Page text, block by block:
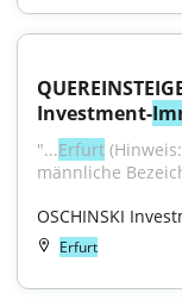
Investment-
"...Erfurt
männliche
OSCHINSKI
Erfurt